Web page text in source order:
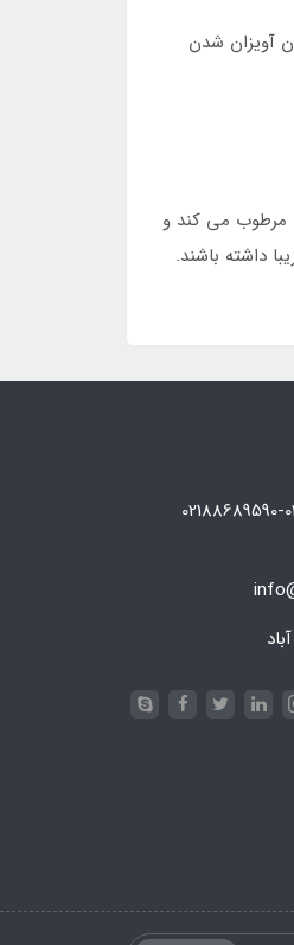
آویزان شدن
مرطوب می کند و
02188689590-